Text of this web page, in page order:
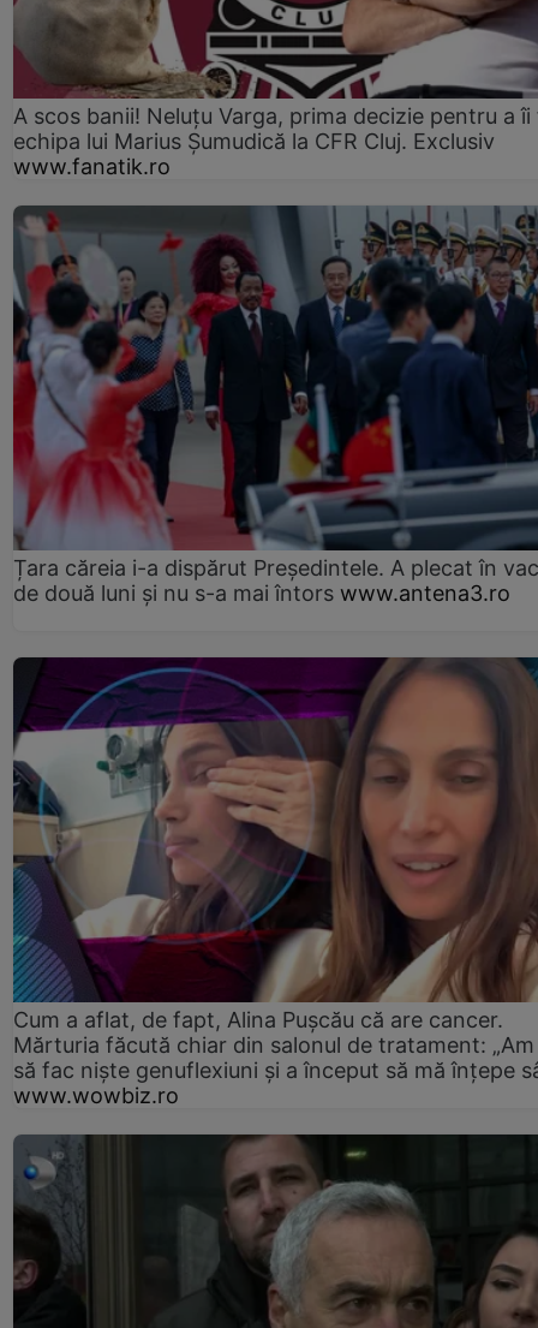
A scos banii! Neluțu Varga, prima decizie pentru a îi
echipa lui Marius Șumudică la CFR Cluj. Exclusiv
www.fanatik.ro
Țara căreia i-a dispărut Președintele. A plecat în
de două luni și nu s-a mai întors www.antena3.ro
Cum a aflat, de fapt, Alina Pușcău că are cancer.
Mărturia făcută chiar din salonul de tratament:
să fac niște genuflexiuni și a început să mă înțepe
www.wowbiz.ro